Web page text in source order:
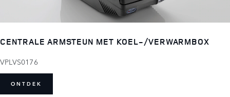
CENTRALE ARMSTEUN MET KOEL-/VERWARMBOX
VPLVS0176
ONTDEK